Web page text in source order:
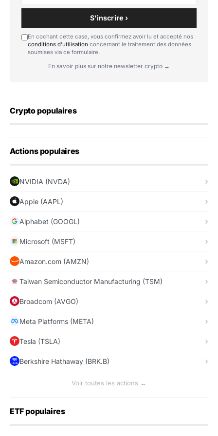
S'inscrire ›
En cochant cette case, vous confirmez avoir lu et accepté nos
conditions d'utilisation concernant le traitement des données
soumises via ce formulaire.
En savoir plus sur notre newsletter crypto →
Crypto populaires
Actions populaires
NVIDIA (NVDA)
Apple (AAPL)
Alphabet (GOOGL)
Microsoft (MSFT)
Amazon.com (AMZN)
Taiwan Semiconductor Manufacturing (TSM)
Broadcom (AVGO)
Meta Platforms (META)
Tesla (TSLA)
Berkshire Hathaway (BRK.B)
Voir toutes les actions →
ETF populaires